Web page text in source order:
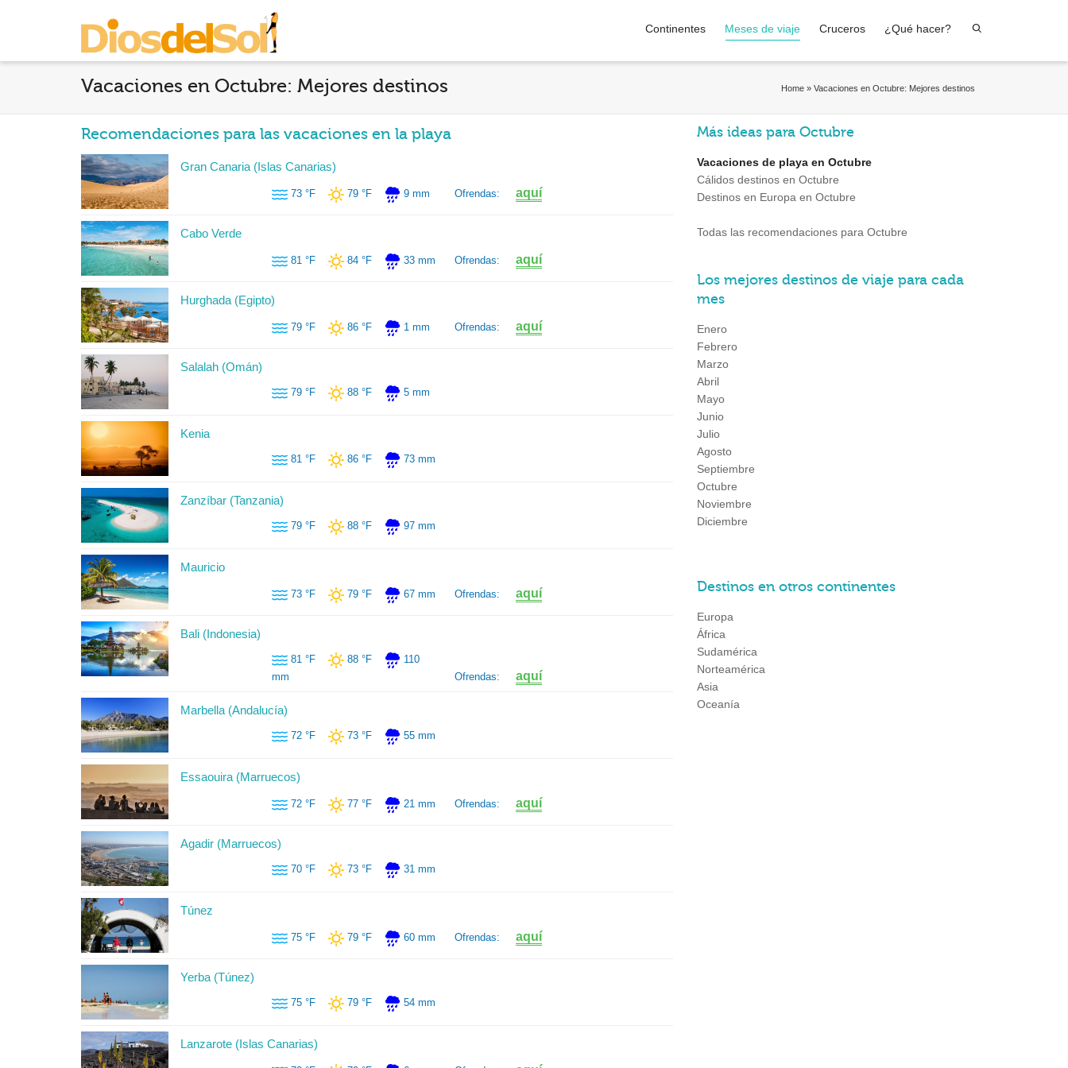
Continentes Meses de viaje Cruceros ¿Qué hacer?
Vacaciones en Octubre: Mejores destinos Home » Vacaciones en Octubre: Mejores destinos
Recomendaciones para las vacaciones en la playa
Gran Canaria (Islas Canarias)
73 °F 79 °F 9 mm Ofrendas: aquí
Cabo Verde
81 °F 84 °F 33 mm Ofrendas: aquí
Hurghada (Egipto)
79 °F 86 °F 1 mm Ofrendas: aquí
Salalah (Omán)
79 °F 88 °F 5 mm
Kenia
81 °F 86 °F 73 mm
Zanzíbar (Tanzania)
79 °F 88 °F 97 mm
Mauricio
73 °F 79 °F 67 mm Ofrendas: aquí
Bali (Indonesia)
81 °F 88 °F
110
mm
Ofrendas: aquí
Marbella (Andalucía)
72 °F 73 °F 55 mm
Essaouira (Marruecos)
72 °F 77 °F 21 mm Ofrendas: aquí
Agadir (Marruecos)
70 °F 73 °F 31 mm
Túnez
75 °F 79 °F 60 mm Ofrendas: aquí
Yerba (Túnez)
75 °F 79 °F 54 mm
Lanzarote (Islas Canarias)
Más ideas para Octubre
Vacaciones de playa en Octubre
Cálidos destinos en Octubre
Destinos en Europa en Octubre
Todas las recomendaciones para Octubre
Los mejores destinos de viaje para cada
mes
Enero
Febrero
Marzo
Abril
Mayo
Junio
Julio
Agosto
Septiembre
Octubre
Noviembre
Diciembre
Destinos en otros continentes
Europa
África
Sudamérica
Norteamérica
Asia
Oceanía